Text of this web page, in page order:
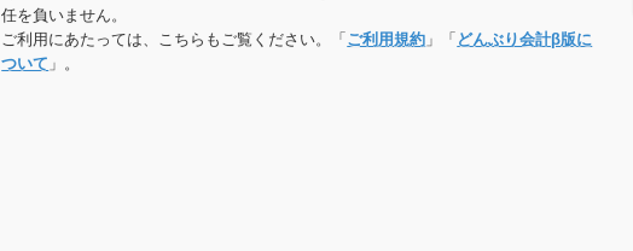
任を負いません。
ご利用にあたっては、こちらもご覧ください。「ご利用規約 」「 どんぶり会計β版に
ついて 」。